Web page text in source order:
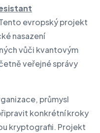
evropský projekt
nasazení
vůči kvantovým
veřejné správy
průmysl
konkrétní kroky
kryptografii. Projekt